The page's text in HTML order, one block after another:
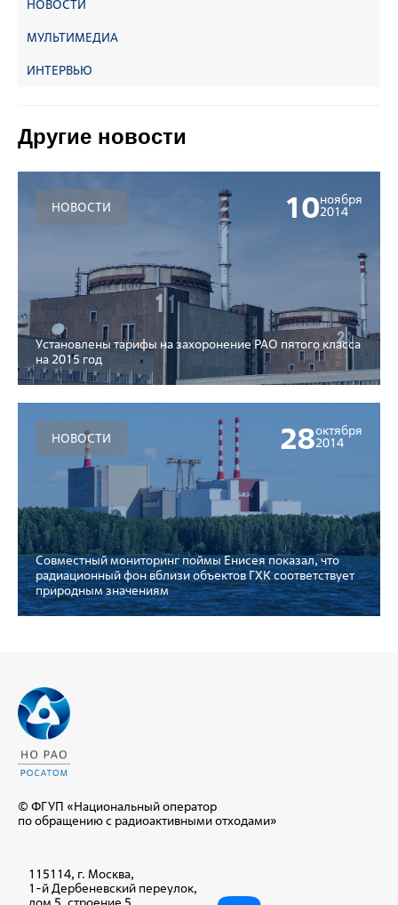
НОВОСТИ
МУЛЬТИМЕДИА
ИНТЕРВЬЮ
Другие новости
НОВОСТИ 10ноября
2014
Установлены тарифы на захоронение РАО пятого класса
на 2015 год
НОВОСТИ 28октября
2014
Совместный мониторинг поймы Енисея показал, что
радиационный фон вблизи объектов ГХК соответствует
природным значениям
© ФГУП «Национальный оператор
по обращению с радиоактивными отходами»
115114, г. Москва,
1-й Дербеневский переулок,